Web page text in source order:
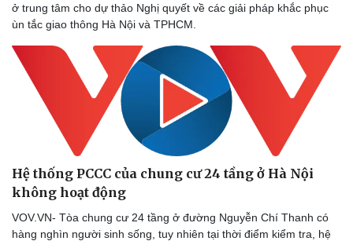
ở trung tâm cho dự thảo Nghị quyết về các giải pháp khắc phục
ùn tắc giao thông Hà Nội và TPHCM.
Hệ thống PCCC của chung cư 24 tầng ở Hà Nội
không hoạt động
VOV.VN- Tòa chung cư 24 tầng ở đường Nguyễn Chí Thanh có
hàng nghìn người sinh sống, tuy nhiên tại thời điểm kiểm tra, hệ